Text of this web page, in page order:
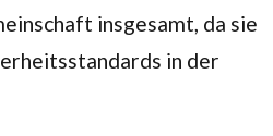
insgesamt, da sie
in der